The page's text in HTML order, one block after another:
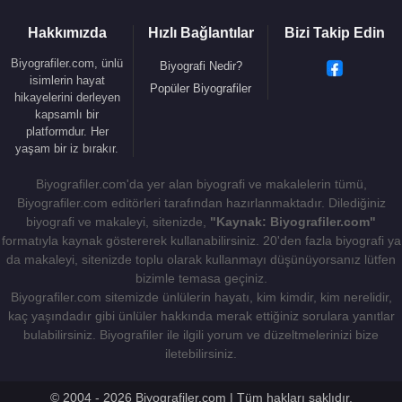
1983 - İllet (Sinema Filmi)
1983 - Aşk Salıncağı (Sinema Filmi)
1982 - Sevenler Ölmez (Sinema Filmi)
1982 - Gurbet Kuşları (Ahmet) (Sinema Filmi)
1981 - Dört Kardeşe Dört Gelin (Sinema Filmi)
2013 - Hayat Dediğin (Genel Yönetmen) (TV Dizisi)
1989 - Gece (Yapım Sorumlusu) (Sinema Filmi)
1987 - Aile Pansiyonu (Yapım Sorumlusu) (Sinema
Filmi)
Kaynak:Biyografiler.com
Hakkımızda
Biyografiler.com, ünlü
isimlerin hayat
hikayelerini derleyen
kapsamlı bir
platformdur. Her
yaşam bir iz bırakır.
Hızlı Bağlantılar
Biyografi Nedir?
Popüler Biyografiler
Bizi Takip Edin
Biyografiler.com'da yer alan biyografi ve makalelerin tümü,
Biyografiler.com editörleri tarafından hazırlanmaktadır. Dilediğiniz
biyografi ve makaleyi, sitenizde, "Kaynak: Biyografiler.com"
formatıyla kaynak göstererek kullanabilirsiniz. 20'den fazla biyografi ya
da makaleyi, sitenizde toplu olarak kullanmayı düşünüyorsanız lütfen
bizimle temasa geçiniz.
Biyografiler.com sitemizde ünlülerin hayatı, kim kimdir, kim nerelidir,
kaç yaşındadır gibi ünlüler hakkında merak ettiğiniz sorulara yanıtlar
bulabilirsiniz. Biyografiler ile ilgili yorum ve düzeltmelerinizi bize
iletebilirsiniz.
© 2004 - 2026 Biyografiler.com | Tüm hakları saklıdır.